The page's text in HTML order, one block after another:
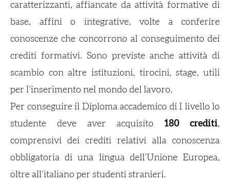
caratterizzanti, affiancate da attività formative di
base, affini o integrative, volte a conferire
conoscenze che concorrono al conseguimento dei
crediti formativi. Sono previste anche attività di
scambio con altre istituzioni, tirocini, stage, utili
per l’inserimento nel mondo del lavoro.
Per conseguire il Diploma accademico di I livello lo
studente deve aver acquisito 180 crediti,
comprensivi dei crediti relativi alla conoscenza
obbligatoria di una lingua dell’Unione Europea,
oltre all’italiano per studenti stranieri.